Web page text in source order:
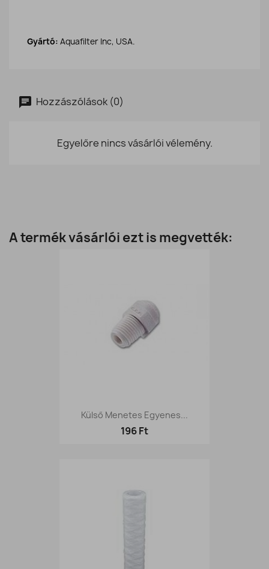
Gyártó: Aquafilter Inc, USA.
Hozzászólások (0)
Egyelőre nincs vásárlói vélemény.
A termék vásárlói ezt is megvették:
Külső Menetes Egyenes...
196 Ft